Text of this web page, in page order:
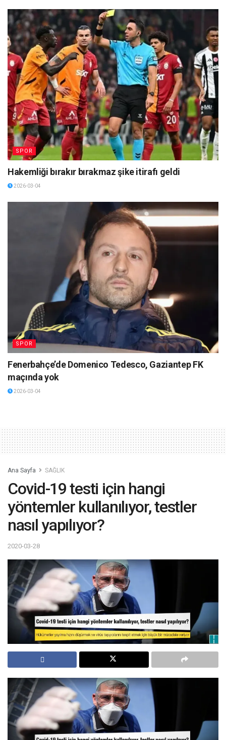
SPOR
Hakemliği bırakır bırakmaz şike itirafı geldi
2026-03-04
SPOR
Fenerbahçe’de Domenico Tedesco, Gaziantep FK
maçında yok
2026-03-04
Ana Sayfa SAĞLIK
Covid-19 testi için hangi
yöntemler kullanılıyor, testler
nasıl yapılıyor?
2020-03-28